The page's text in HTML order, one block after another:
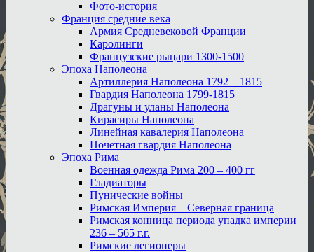
Фото-история
Франция средние века
Армия Средневековой Франции
Каролинги
Французские рыцари 1300-1500
Эпоха Наполеона
Артиллерия Наполеона 1792 – 1815
Гвардия Наполеона 1799-1815
Драгуны и уланы Наполеона
Кирасиры Наполеона
Линейная кавалерия Наполеона
Почетная гвардия Наполеона
Эпоха Рима
Военная одежда Рима 200 – 400 гг
Гладиаторы
Пунические войны
Римская Империя – Северная граница
Римская конница периода упадка империи
236 – 565 г.г.
Римские легионеры